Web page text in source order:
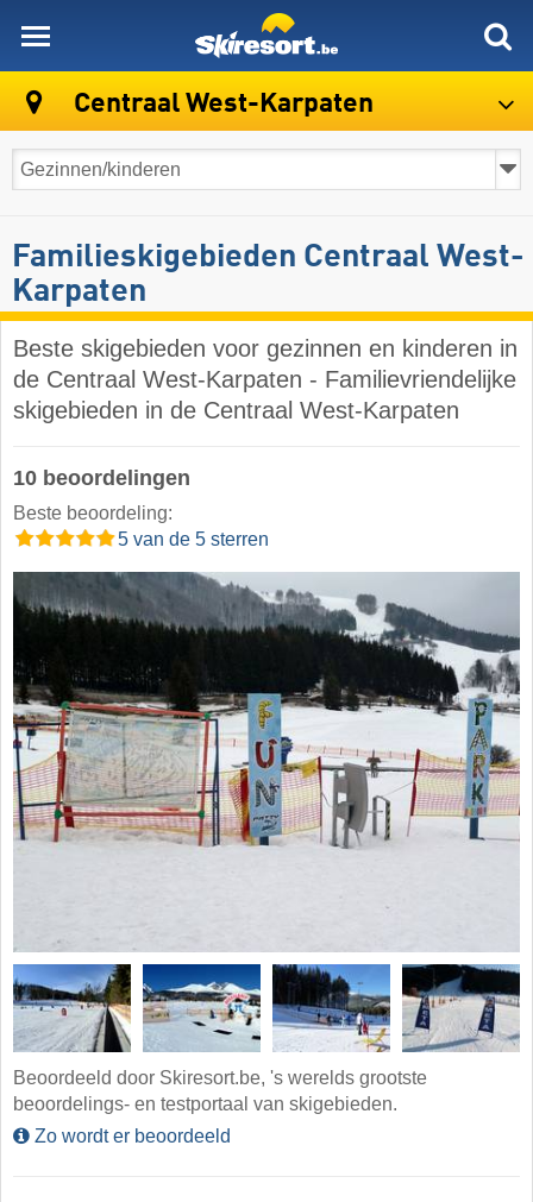
Centraal West-Karpaten
Familieskigebieden Centraal West-
Karpaten
Beste skigebieden voor gezinnen en kinderen in
de Centraal West-Karpaten - Familievriendelijke
skigebieden in de Centraal West-Karpaten
10 beoordelingen
Beste beoordeling:
5 van de 5 sterren
Beoordeeld door Skiresort.be, 's werelds grootste
beoordelings- en testportaal van skigebieden.
Zo wordt er beoordeeld